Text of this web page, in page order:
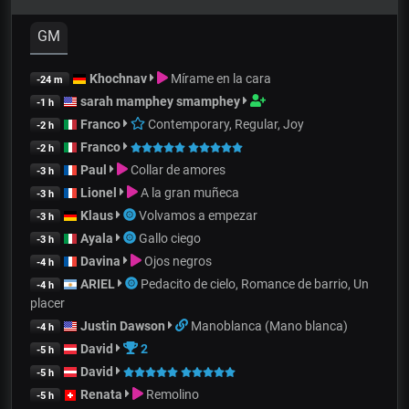
GM
-24 m Khochnav Mírame en la cara
-1 h sarah mamphey smamphey
-2 h Franco Contemporary, Regular, Joy
-2 h Franco
-3 h Paul Collar de amores
-3 h Lionel A la gran muñeca
-3 h Klaus Volvamos a empezar
-3 h Ayala Gallo ciego
-4 h Davina Ojos negros
-4 h ARIEL
Pedacito de cielo, Romance de barrio, Un
placer
-4 h Justin Dawson Manoblanca (Mano blanca)
-5 h David 2
-5 h David
-5 h Renata Remolino